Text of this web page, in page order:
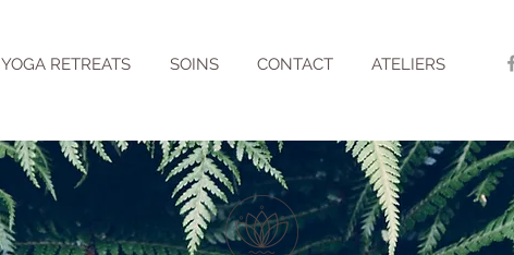
YOGA RETREATS SOINS CONTACT ATELIERS